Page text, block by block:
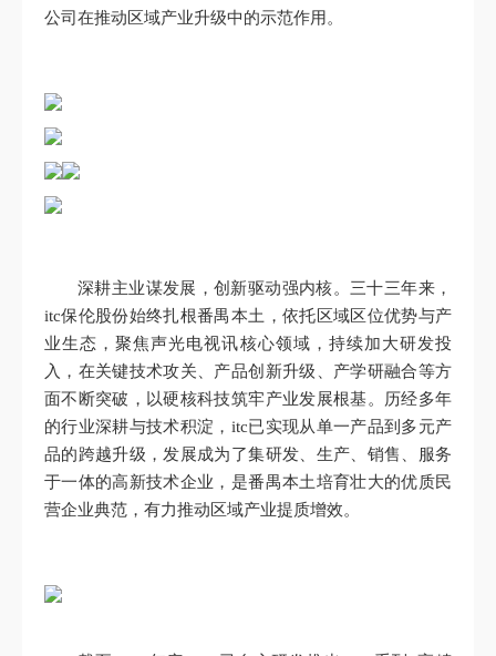
公司在推动区域产业升级中的示范作用。
深耕主业谋发展，创新驱动强内核。三十三年来，
itc保伦股份始终扎根番禺本土，依托区域区位优势与产
业生态，聚焦声光电视讯核心领域，持续加大研发投
入，在关键技术攻关、产品创新升级、产学研融合等方
面不断突破，以硬核科技筑牢产业发展根基。历经多年
的行业深耕与技术积淀，itc已实现从单一产品到多元产
品的跨越升级，发展成为了集研发、生产、销售、服务
于一体的高新技术企业，是番禺本土培育壮大的优质民
营企业典范，有力推动区域产业提质增效。